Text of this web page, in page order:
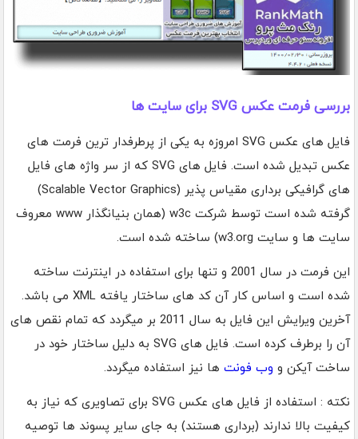
بررسی فرمت عکس SVG برای سایت ها
فایل های عکس SVG امروزه به یکی از پرطرفدار ترین فرمت های
عکس تبدیل شده است. فایل های SVG که از سر واژه های فایل
های گرافیکی برداری مقیاس پذیر (Scalable Vector Graphics)
گرفته شده است توسط شرکت w3c (همان بنیانگذار www معروف
سایت ها و سایت w3.org) ساخته شده است.
این فرمت در سال 2001 و تنها برای استفاده در اینترنت ساخته
شده است و اساس کار آن کد های ساختار یافته XML می باشد.
آخرین ویرایش این فایل به سال 2011 بر میگردد که تمام نقص های
آن را برطرف کرده است. فایل های SVG به دلیل ساختار خود در
ساخت آیکن و وب فونت ها نیز استفاده میگردد.
نکته : استفاده از فایل های عکس SVG برای تصاویری که نیاز به
کیفیت بالا ندارند (برداری هستند) به جای سایر پسوند ها توصیه